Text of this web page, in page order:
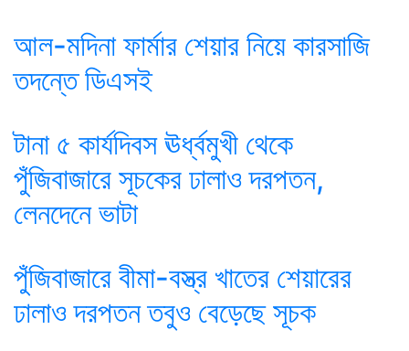
আল-মদিনা ফার্মার শেয়ার নিয়ে কারসাজি
তদন্তে ডিএসই
টানা ৫ কার্যদিবস ঊর্ধ্বমুখী থেকে
পুঁজিবাজারে সূচকের ঢালাও দরপতন,
লেনদেনে ভাটা
পুঁজিবাজারে বীমা-বস্ত্র খাতের শেয়ারের
ঢালাও দরপতন তবুও বেড়েছে সূচক